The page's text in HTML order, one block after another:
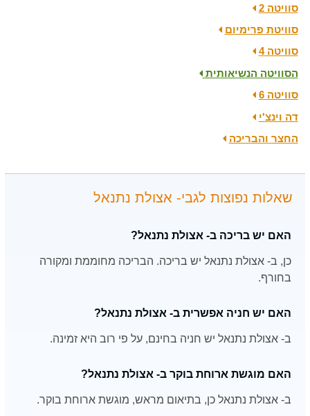
סוויטה 2
סוויטת פרימיום
סוויטה 4
הסוויטה הנשיאותית
סוויטה 6
דה וינצ'י
החצר והבריכה
שאלות נפוצות לגבי- אצולת נתנאל
האם יש בריכה ב- אצולת נתנאל?
כן, ב- אצולת נתנאל יש בריכה. הבריכה מחוממת ומקורה
בחורף.
האם יש חניה אפשרית ב- אצולת נתנאל?
ב- אצולת נתנאל יש חניה בחינם, על פי רוב היא זמינה.
האם מוגשת ארוחת בוקר ב- אצולת נתנאל?
ב- אצולת נתנאל כן, בתיאום מראש, מוגשת ארוחת בוקר.